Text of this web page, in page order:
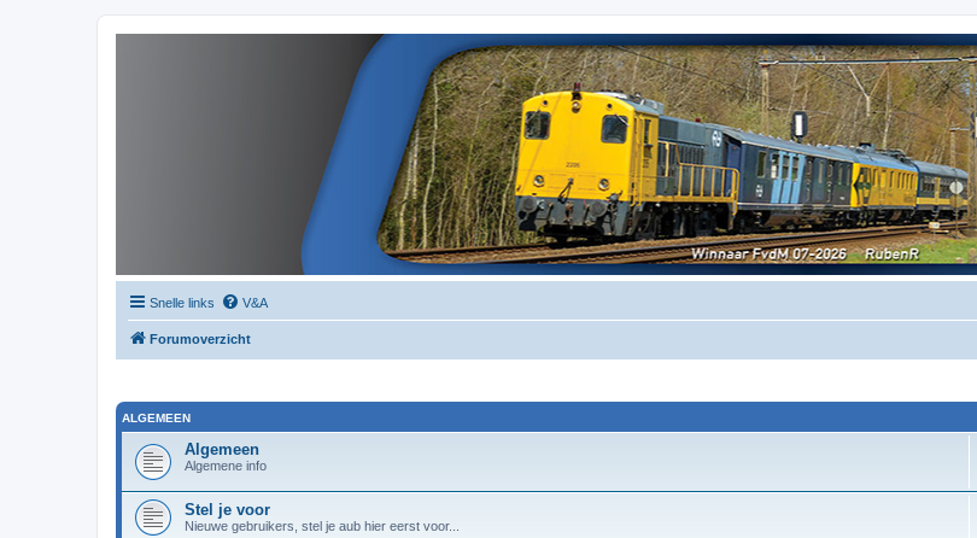
Snelle links V&A
Forumoverzicht
ALGEMEEN
Algemeen
Algemene info
Stel je voor
Nieuwe gebruikers, stel je aub hier eerst voor...